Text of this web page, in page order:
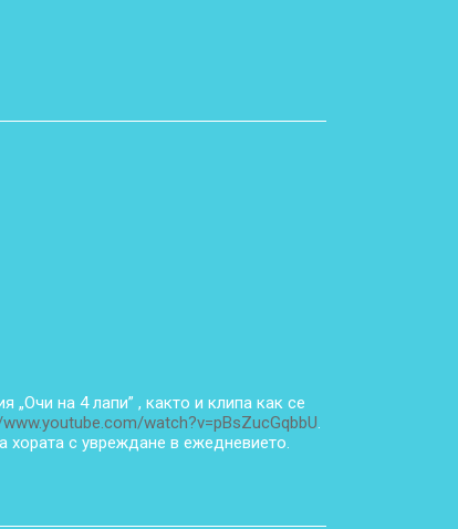
„Очи на 4 лапи” , както и клипа как се
watch?v=pBsZucGqbbU
хората с увреждане в ежедневието.